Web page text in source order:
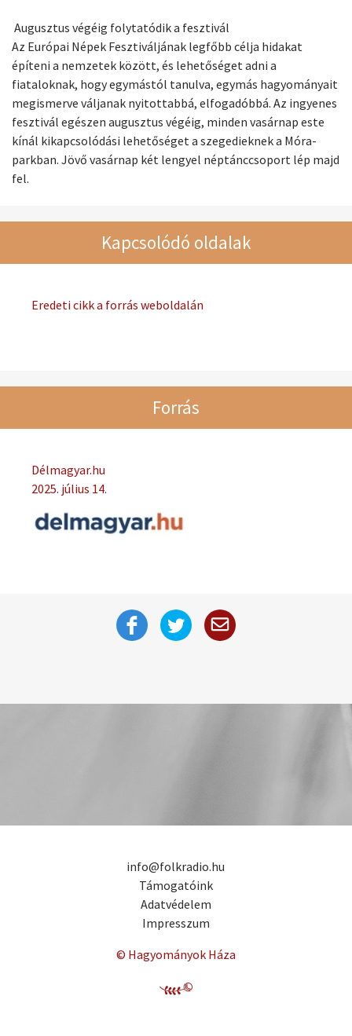
Augusztus végéig folytatódik a fesztivál
Az Európai Népek Fesztiváljának legfőbb célja hidakat
építeni a nemzetek között, és lehetőséget adni a
fiataloknak, hogy egymástól tanulva, egymás hagyományait
megismerve váljanak nyitottabbá, elfogadóbbá. Az ingyenes
fesztivál egészen augusztus végéig, minden vasárnap este
kínál kikapcsolódási lehetőséget a szegedieknek a Móra-
parkban. Jövő vasárnap két lengyel néptánccsoport lép majd
fel.
Kapcsolódó oldalak
Eredeti cikk a forrás weboldalán
Forrás
Délmagyar.hu
2025. július 14.
info@folkradio.hu
Támogatóink
Adatvédelem
Impresszum
© Hagyományok Háza